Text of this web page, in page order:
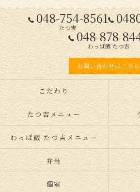
048-754-8561
たつ吉048-878-
わっぱ飯 たつ吉
お問い合わせはこちら
こだわり
たつ吉メニュー
わっぱ飯 たつ吉メニュー
弁当
個室